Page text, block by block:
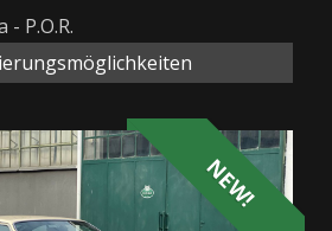
P.O.R.
NEW!